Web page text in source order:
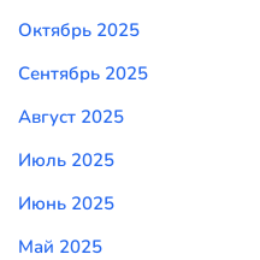
Октябрь 2025
Сентябрь 2025
Август 2025
Июль 2025
Июнь 2025
Май 2025